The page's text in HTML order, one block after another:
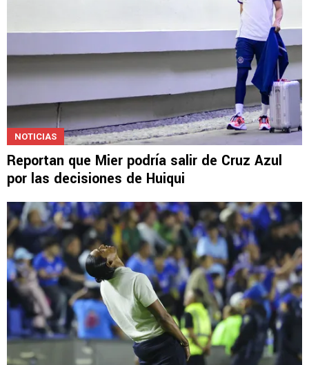
NOTICIAS
Reportan que Mier podría salir de Cruz Azul
por las decisiones de Huiqui